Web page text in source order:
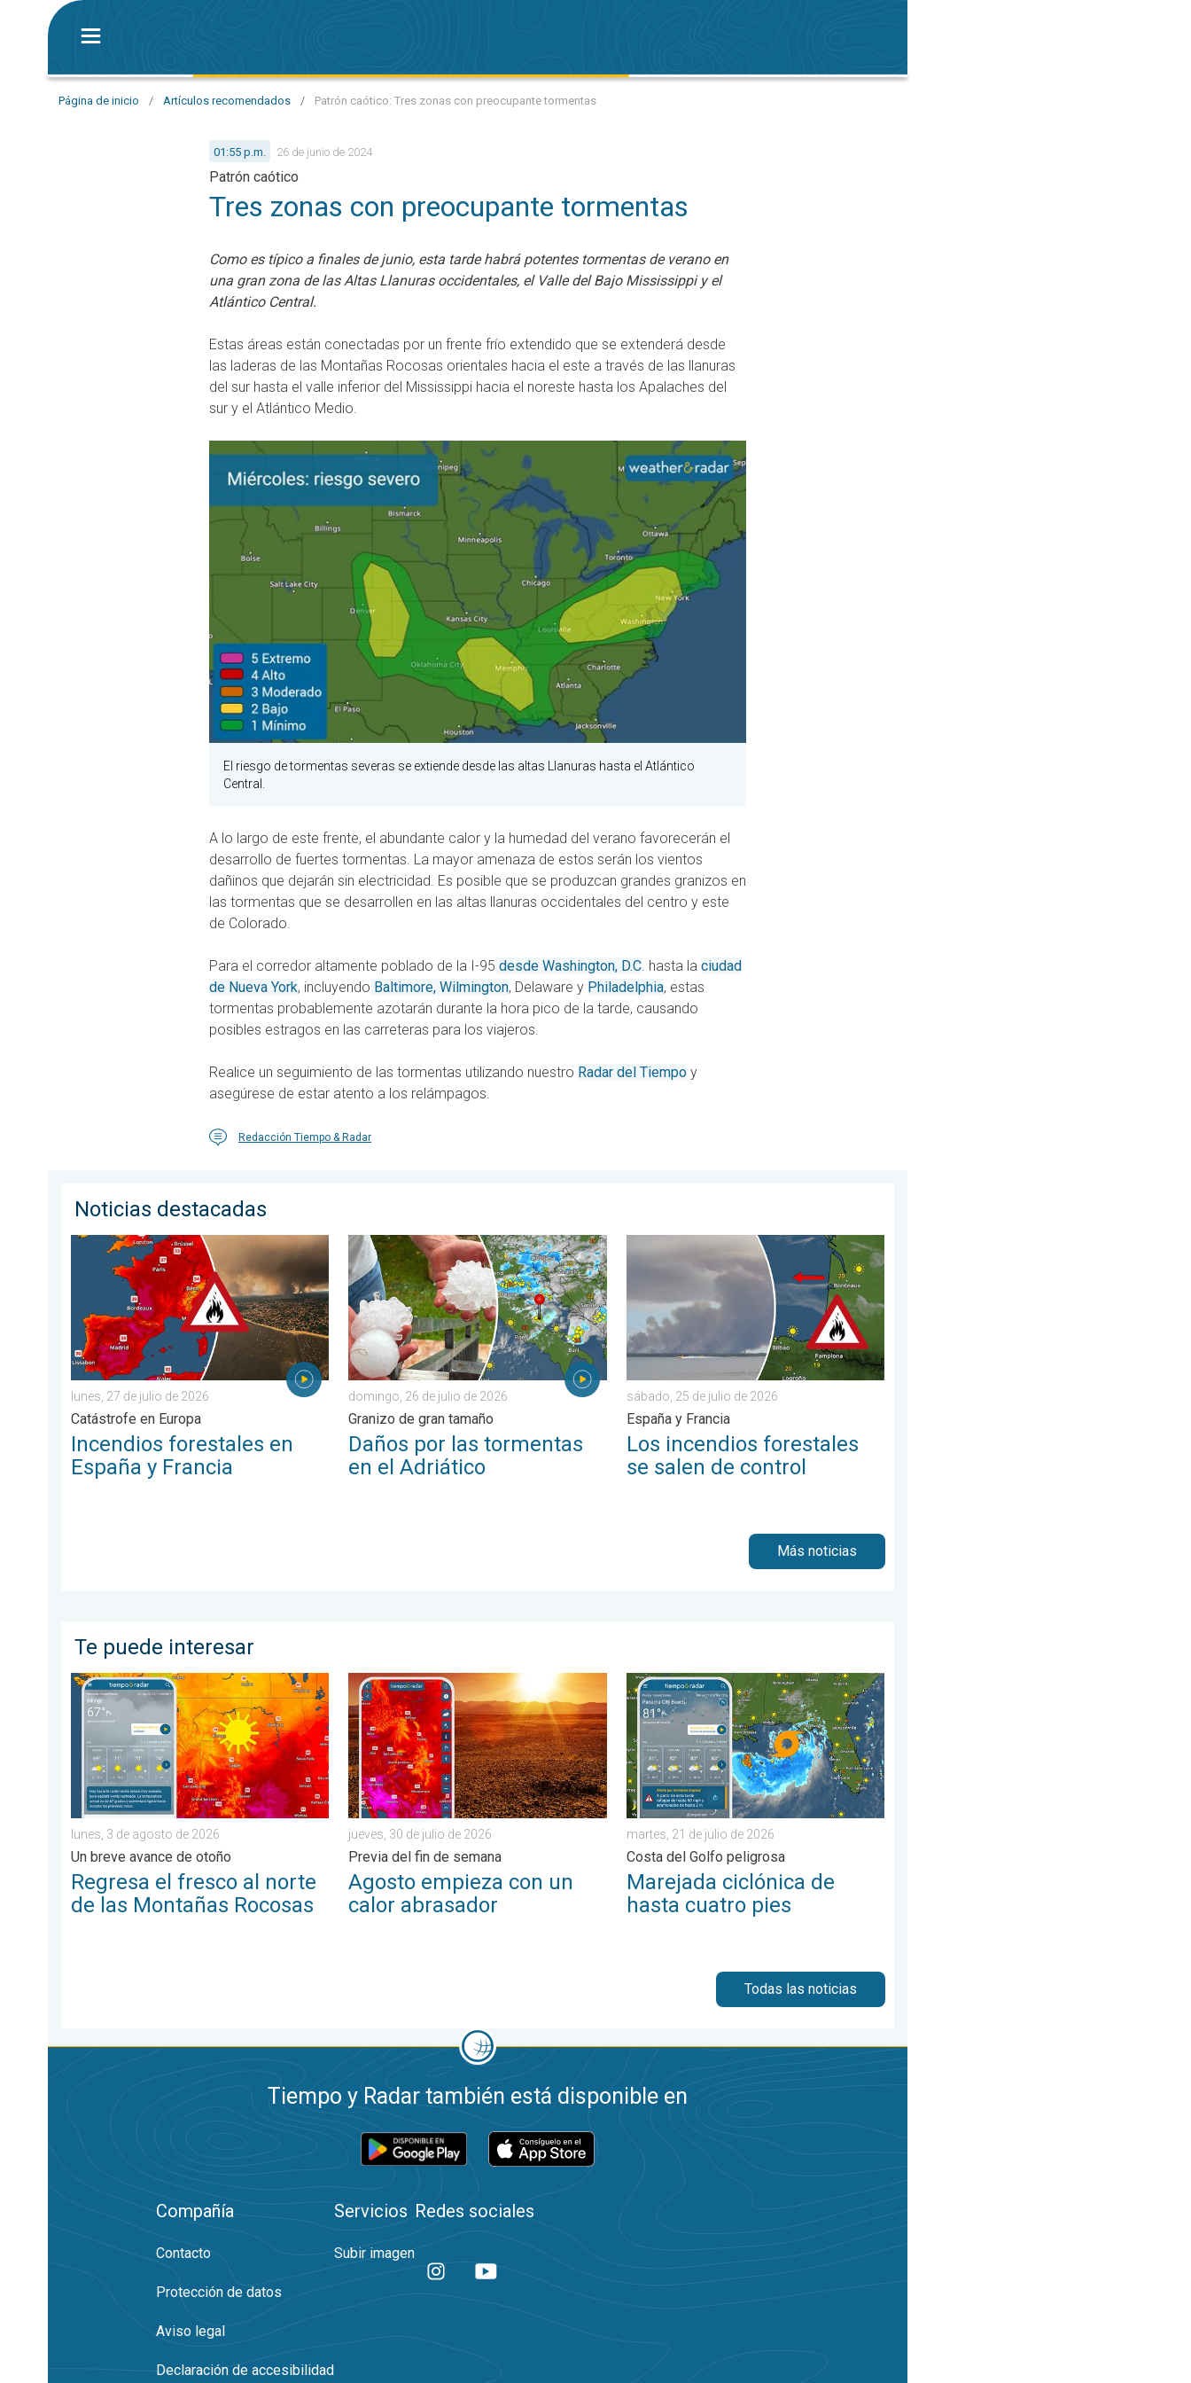
Página de inicio / Artículos recomendados / Patrón caótico: Tres zonas con preocupante tormentas
01:55 p.m. 26 de junio de 2024
Patrón caótico
Tres zonas con preocupante tormentas
Como es típico a finales de junio, esta tarde habrá potentes tormentas de verano en
una gran zona de las Altas Llanuras occidentales, el Valle del Bajo Mississippi y el
Atlántico Central.
Estas áreas están conectadas por un frente frío extendido que se extenderá desde
las laderas de las Montañas Rocosas orientales hacia el este a través de las llanuras
del sur hasta el valle inferior del Mississippi hacia el noreste hasta los Apalaches del
sur y el Atlántico Medio.
El riesgo de tormentas severas se extiende desde las altas Llanuras hasta el Atlántico
Central.
A lo largo de este frente, el abundante calor y la humedad del verano favorecerán el
desarrollo de fuertes tormentas. La mayor amenaza de estos serán los vientos
dañinos que dejarán sin electricidad. Es posible que se produzcan grandes granizos en
las tormentas que se desarrollen en las altas llanuras occidentales del centro y este
de Colorado.
Para el corredor altamente poblado de la I-95 desde Washington, D.C. hasta la ciudad
de Nueva York, incluyendo Baltimore, Wilmington, Delaware y Philadelphia, estas
tormentas probablemente azotarán durante la hora pico de la tarde, causando
posibles estragos en las carreteras para los viajeros.
Realice un seguimiento de las tormentas utilizando nuestro Radar del Tiempo y
asegúrese de estar atento a los relámpagos.
Redacción Tiempo & Radar
Noticias destacadas
Incendios forestales en España y Francia. Catástrofe en Europa. . . lunes, 27 de julio de 2026
lunes, 27 de julio de 2026
Catástrofe en Europa
Incendios forestales en
España y Francia
Daños por las tormentas en el Adriático. Granizo de gran tamaño. . . domingo, 26 de julio de 2026
domingo, 26 de julio de 2026
Granizo de gran tamaño
Daños por las tormentas
en el Adriático
Los incendios forestales se salen de control. España y Francia. . . sábado, 25 de julio de
sábado, 25 de julio de 2026
España y Francia
Los incendios forestales
se salen de control
Más noticias
Te puede interesar
Regresa el fresco al norte de las Montañas Rocosas. Un breve avance de otoño. . . lunes, 3 de agosto de 2026
lunes, 3 de agosto de 2026
Un breve avance de otoño
Regresa el fresco al norte
de las Montañas Rocosas
Agosto empieza con un calor abrasador. Previa del fin de semana. . . jueves, 30 de julio de 2026
jueves, 30 de julio de 2026
Previa del fin de semana
Agosto empieza con un
calor abrasador
Marejada ciclónica de hasta cuatro pies. Costa del Golfo peligrosa. . . martes, 21 de julio
martes, 21 de julio de 2026
Costa del Golfo peligrosa
Marejada ciclónica de
hasta cuatro pies
Todas las noticias
Tiempo y Radar también está disponible en
Compañía
Contacto
Protección de datos
Aviso legal
Declaración de accesibilidad
Servicios
Subir imagen
Redes sociales